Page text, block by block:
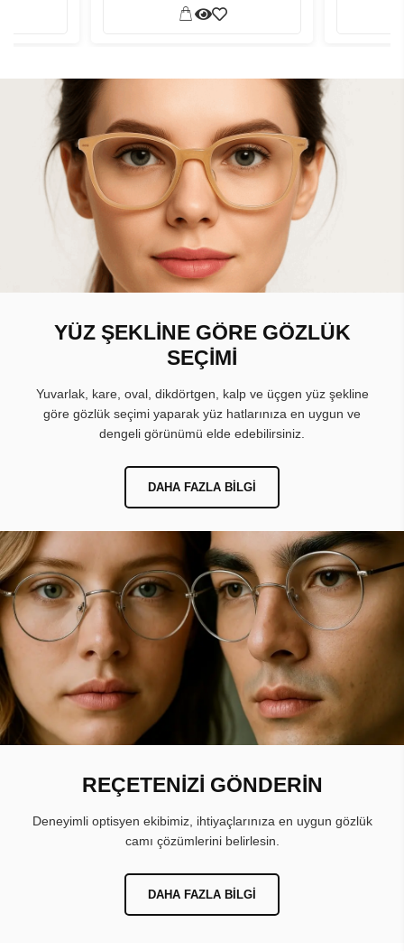
YÜZ ŞEKLİNE GÖRE GÖZLÜK
SEÇİMİ
Yuvarlak, kare, oval, dikdörtgen, kalp ve üçgen yüz şekline
göre gözlük seçimi yaparak yüz hatlarınıza en uygun ve
dengeli görünümü elde edebilirsiniz.
DAHA FAZLA BILGI
REÇETENİZİ GÖNDERİN
Deneyimli optisyen ekibimiz, ihtiyaçlarınıza en uygun gözlük
camı çözümlerini belirlesin.
DAHA FAZLA BILGI